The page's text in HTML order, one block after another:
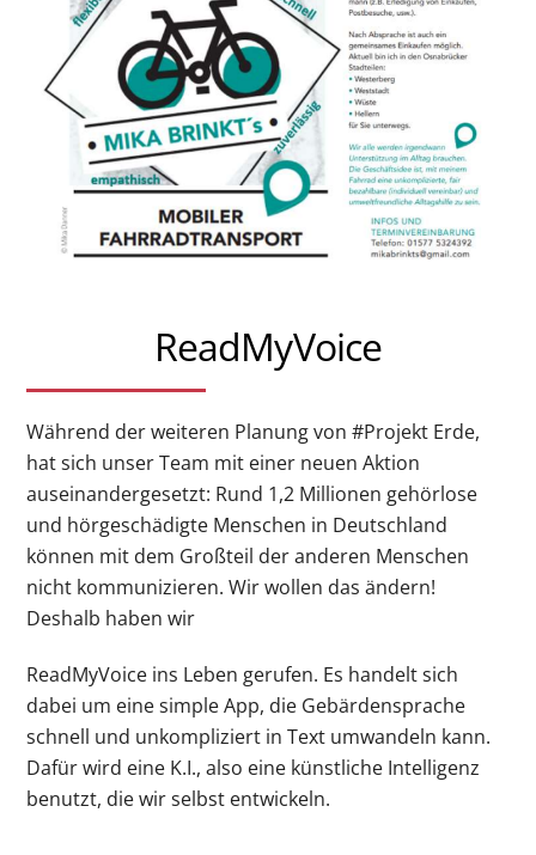
ReadMyVoice
Während der weiteren Planung von #Projekt Erde,
hat sich unser Team mit einer neuen Aktion
auseinandergesetzt: Rund 1,2 Millionen gehörlose
und hörgeschädigte Menschen in Deutschland
können mit dem Großteil der anderen Menschen
nicht kommunizieren. Wir wollen das ändern!
Deshalb haben wir
ReadMyVoice ins Leben gerufen. Es handelt sich
dabei um eine simple App, die Gebärdensprache
schnell und unkompliziert in Text umwandeln kann.
Dafür wird eine K.I., also eine künstliche Intelligenz
benutzt, die wir selbst entwickeln.